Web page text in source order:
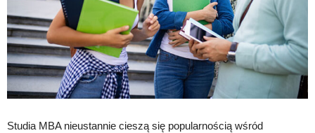
Studia MBA nieustannie cieszą się popularnością wśród